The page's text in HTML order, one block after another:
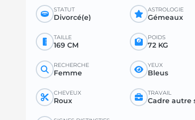
STATUT
Divorcé(e)
ASTROLOGIE
Gémeaux
TAILLE
169 CM
POIDS
72 KG
RECHERCHE
Femme
YEUX
Bleus
CHEVEUX
Roux
TRAVAIL